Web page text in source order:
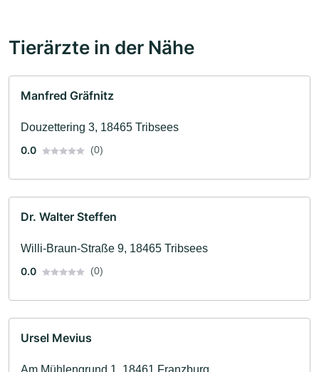
Tierärzte in der Nähe
Manfred Gräfnitz
Douzettering 3, 18465 Tribsees
0.0
(0)
Dr. Walter Steffen
Willi-Braun-Straße 9, 18465 Tribsees
0.0
(0)
Ursel Mevius